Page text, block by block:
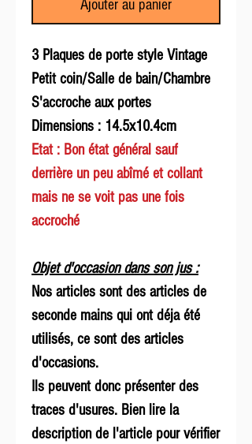
Ajouter au panier
3 Plaques de porte style Vintage
Petit coin/Salle de bain/Chambre
S'accroche aux portes
Dimensions : 14.5x10.4cm
Etat : Bon état général sauf
derrière un peu abîmé et collant
mais ne se voit pas une fois
accroché
Objet d'occasion dans son jus :
Nos articles sont des articles de
seconde mains qui ont déja été
utilisés, ce sont des articles
d'occasions.
Ils peuvent donc présenter des
traces d'usures. Bien lire la
description de l'article pour vérifier